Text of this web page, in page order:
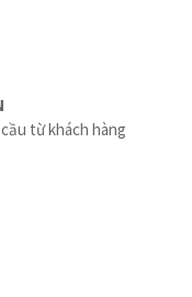
từ khách hàng